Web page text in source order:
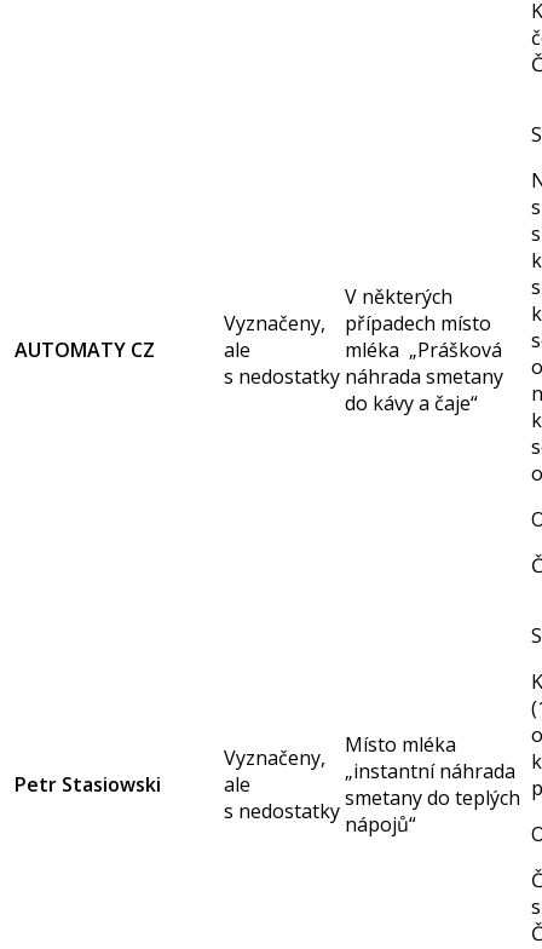
AUTOMATY CZ
Vyznačeny,
ale
s nedostatky
V některých
případech místo
mléka „Prášková
náhrada smetany
do kávy a čaje“
Petr Stasiowski
Vyznačeny,
ale
s nedostatky
Místo mléka
„instantní náhrada
smetany do teplých
nápojů“